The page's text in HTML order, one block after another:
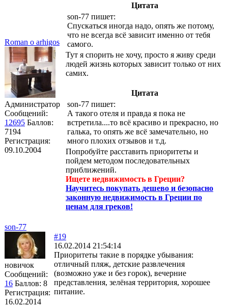
Roman o arhigos
Администратор
Сообщений:
12695 Баллов:
7194
Регистрация:
09.10.2004
Цитата
son-77 пишет:
Спускаться иногда надо, опять же потому,
что не всегда всё зависит именно от тебя
самого.
Тут я спорить не хочу, просто я живу среди
людей жизнь которых зависит только от них
самих.
Цитата
son-77 пишет:
А такого отеля и правда я пока не
встретила....то всё красиво и прекрасно, но
галька, то опять же всё замечательно, но
много плохих отзывов и т.д.
Попробуйте расставить приоритеты и
пойдем методом последовательных
приближений.
Ищете недвижимость в Греции?
Научитесь покупать дешево и безопасно
законную недвижимость в Греции по
ценам для греков!
son-77
новичок
Сообщений:
16 Баллов: 8
Регистрация:
16.02.2014
#19
16.02.2014 21:54:14
Приоритеты такие в порядке убывания:
отличный пляж, детские развлечения
(возможно уже и без горок), вечерние
представления, зелёная территория, хорошее
питание.